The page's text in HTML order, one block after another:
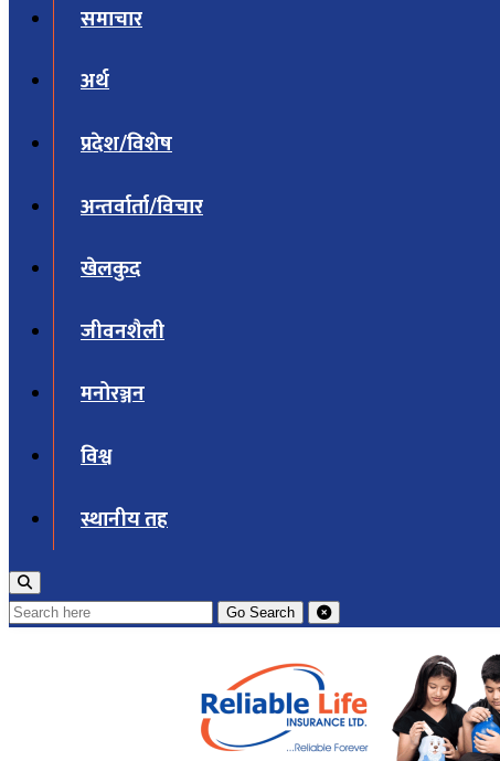
समाचार
अर्थ
प्रदेश/विशेष
अन्तर्वार्ता/विचार
खेलकुद
जीवनशैली
मनोरञ्जन
विश्व
स्थानीय तह
Go Search